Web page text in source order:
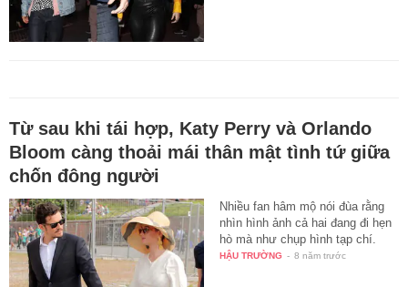
Từ sau khi tái hợp, Katy Perry và Orlando
Bloom càng thoải mái thân mật tình tứ giữa
chốn đông người
Nhiều fan hâm mộ nói đùa rằng
nhìn hình ảnh cả hai đang đi hẹn
hò mà như chụp hình tạp chí.
HẬU TRƯỜNG - 8 năm trước